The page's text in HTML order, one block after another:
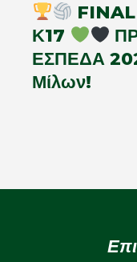
Κ17
ΕΣΠΕΔΑ
Μίλων!